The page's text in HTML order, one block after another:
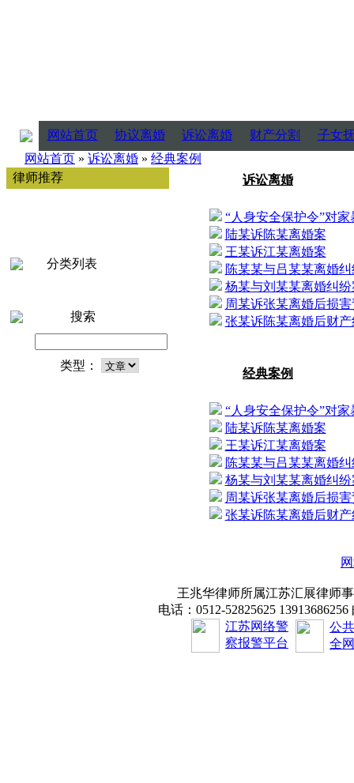
网站首页 协议离婚 诉讼离婚 财产分割
子女
网站首页 » 诉讼离婚 » 经典案例
律师推荐
分类列表
搜索
类型：
诉讼离婚
“人身安全保护令”对家
陆某诉陈某离婚案
王某诉江某离婚案
陈某某与吕某某离婚纠
杨某与刘某某离婚纠纷
周某诉张某离婚后损
张某诉陈某离婚后财产
经典案例
“人身安全保护令”对家
陆某诉陈某离婚案
王某诉江某离婚案
陈某某与吕某某离婚纠
杨某与刘某某离婚纠纷
周某诉张某离婚后损
张某诉陈某离婚后财产
王兆华律师所属江苏汇展律师
电话：0512-52825625
江苏网络警
察报警平台
公
全